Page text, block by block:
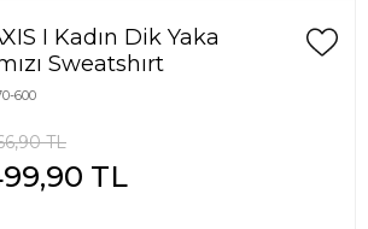
I Kadın Dik Yaka
Sweatshırt
600
TL
TL